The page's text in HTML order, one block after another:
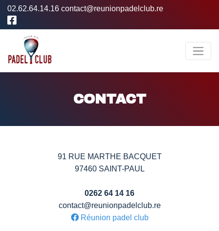
02.62.64.14.16 contact@reunionpadelclub.re
CONTACT
91 RUE MARTHE BACQUET
97460 SAINT-PAUL
0262 64 14 16
contact@reunionpadelclub.re
Réunion padel club